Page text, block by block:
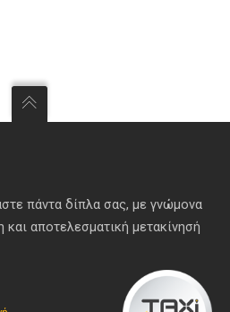
πάντα δίπλα σας, με γνώμονα
και αποτελεσματική μετακίνησή